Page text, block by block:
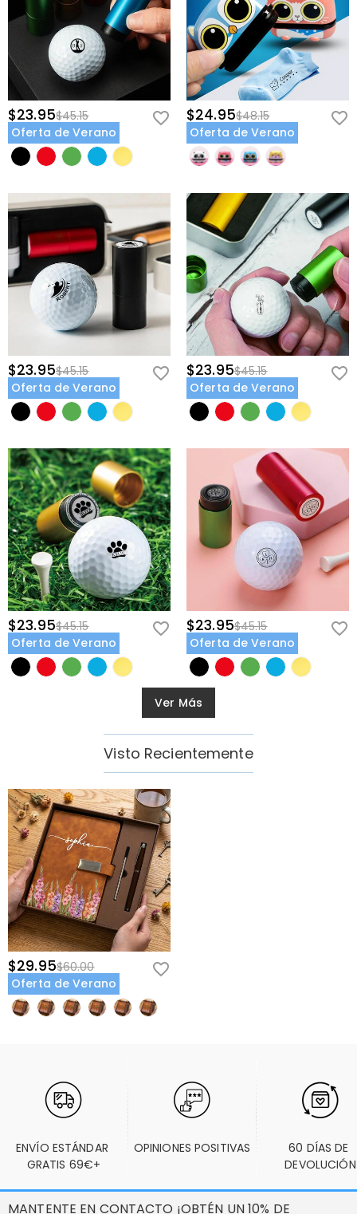
$23.95$45.15
Oferta de Verano
$24.95$48.15
Oferta de Verano
$23.95$45.15
Oferta de Verano
$23.95$45.15
Oferta de Verano
$23.95$45.15
Oferta de Verano
$23.95$45.15
Oferta de Verano
Ver Más
Visto Recientemente
$29.95$60.00
Oferta de Verano
ENVÍO ESTÁNDAR
GRATIS 69€+
OPINIONES POSITIVAS
60 DÍAS DE
DEVOLUCIÓN
MANTENTE EN CONTACTO ¡OBTÉN UN 10% DE